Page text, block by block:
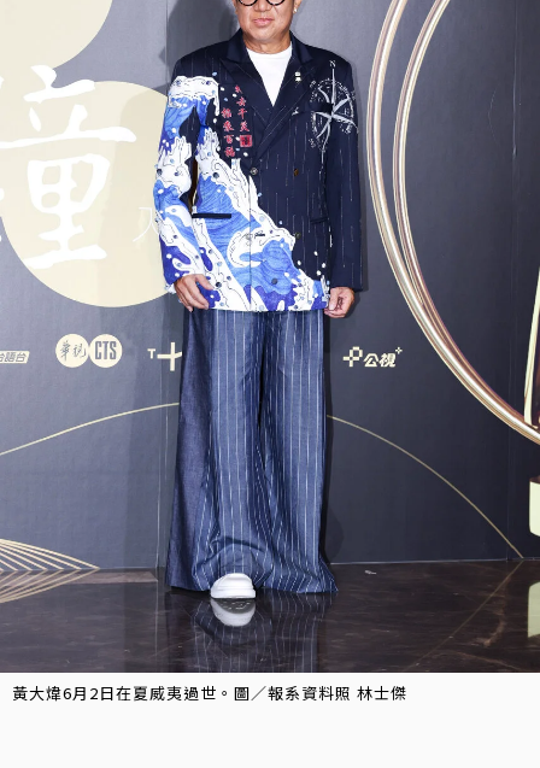
黃大煒6月2日在夏威夷過世。圖／報系資料照 林士傑